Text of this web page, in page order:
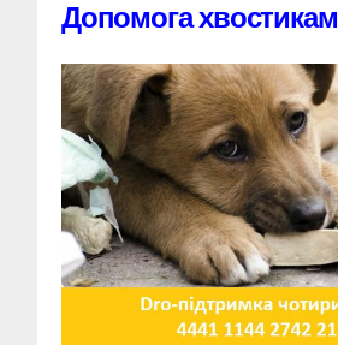
Допомога хвостикам